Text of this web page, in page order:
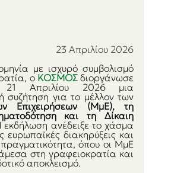
23 Απριλίου 2026
με ισχυρό συμβολισμό
o ΚΟΣΜΟΣ διοργάνωσε
21 Απριλίου 2026 μια
Επιχειρήσεων (ΜμΕ), τη
και τη Δίκαιη
εκδήλωση ανέδειξε το χάσμα
ευρωπαϊκές διακηρύξεις και
πραγματικότητα, όπου οι ΜμΕ
στη γραφειοκρατία και
αποκλεισμό.